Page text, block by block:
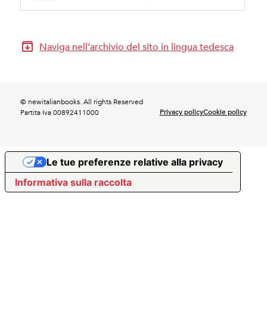
Naviga nell’archivio del sito in lingua tedesca
© newitalianbooks. All rights Reserved
Partita Iva 00892411000
Privacy policyCookie policy
Informativa sulla raccolta
Le tue preferenze relative alla privacy